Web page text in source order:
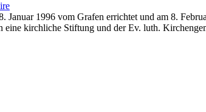
1996 vom Grafen errichtet und am 8.
kirchliche Stiftung und der Ev. luth.